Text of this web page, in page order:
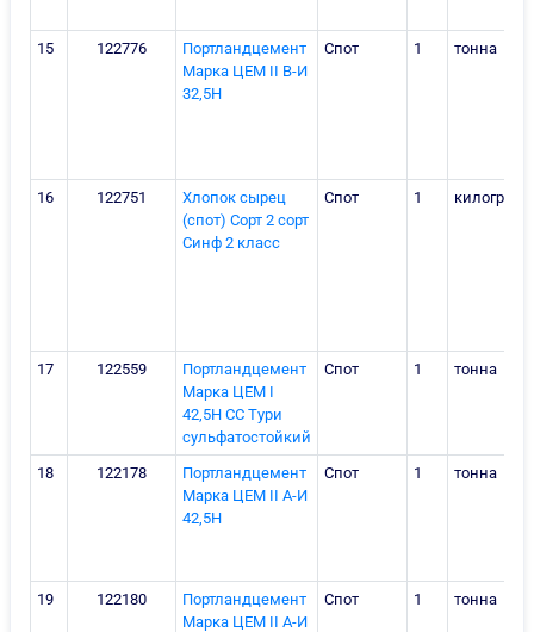
15 122776
Портландцемент
Марка ЦЕМ II В-И
32,5Н
Спот 1 тонна
16 122751
Хлопок сырец
(спот) Сорт 2 сорт
Синф 2 класс
Спот 1
17 122559
Портландцемент
Марка ЦЕМ I
42,5Н СС Тури
сульфатостойкий
Спот 1 тонна
18 122178
Портландцемент
Марка ЦЕМ II А-И
42,5Н
Спот 1 тонна
19 122180
Портландцемент
Марка ЦЕМ II A-И
Спот 1 тонна